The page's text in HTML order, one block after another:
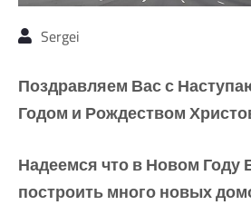
Sergei
Поздравляем Вас с
Годом и Рождеством
Надеемся что в Новом Году
построить много новых